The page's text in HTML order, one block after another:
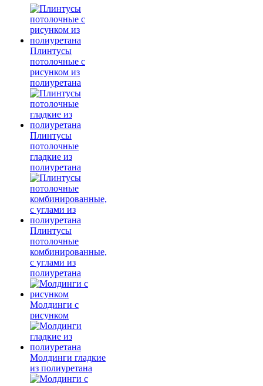
Плинтусы
потолочные с
рисунком из
полиуретана
Плинтусы
потолочные
гладкие из
полиуретана
Плинтусы
потолочные
комбинированные,
с углами из
полиуретана
Молдинги c
рисунком
Молдинги гладкие
из полиуретана